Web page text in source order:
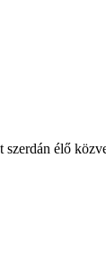
szerdán élő